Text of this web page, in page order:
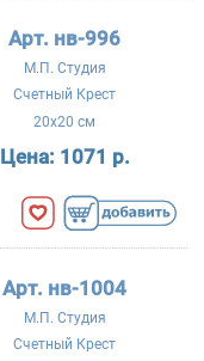
Арт. нв-996
М.П. Студия
Счетный Крест
20x20 см
Цена: 1071 р.
Арт. нв-1004
М.П. Студия
Счетный Крест